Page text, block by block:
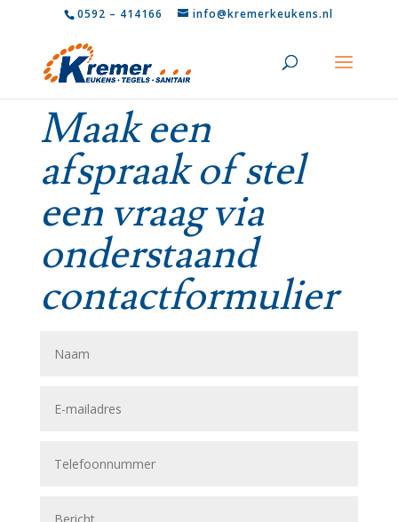
0592 – 414166 info@kremerkeukens.nl
Maak een
afspraak of stel
een vraag via
onderstaand
contactformulier